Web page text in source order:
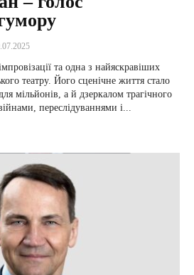
та одна з найяскравіших
театру. Його сценічне життя стало
мільйонів, а й дзеркалом трагічного
переслідуваннями і...